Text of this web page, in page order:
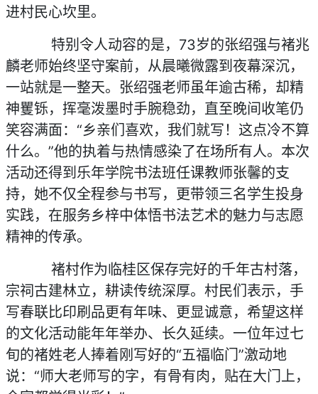
进村民心坎里。
特别令人动容的是，73岁的张绍强与褚兆
麟老师始终坚守案前，从晨曦微露到夜幕深沉，
一站就是一整天。张绍强老师虽年逾古稀，却精
神矍铄，挥毫泼墨时手腕稳劲，直至晚间收笔仍
笑容满面：“乡亲们喜欢，我们就写！这点冷不算
什么。”他的执着与热情感染了在场所有人。本次
活动还得到乐年学院书法班任课教师张馨的支
持，她不仅全程参与书写，更带领三名学生投身
实践，在服务乡梓中体悟书法艺术的魅力与志愿
精神的传承。
褚村作为临桂区保存完好的千年古村落，
宗祠古建林立，耕读传统深厚。村民们表示，手
写春联比印刷品更有年味、更显诚意，希望这样
的文化活动能年年举办、长久延续。一位年过七
旬的褚姓老人捧着刚写好的“五福临门”激动地
说：“师大老师写的字，有骨有肉，贴在大门上，